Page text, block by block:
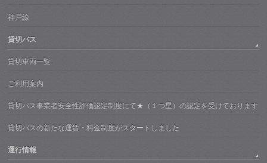
神戸線
貸切バス
貸切車両一覧
ご利用案内
貸切バス事業者安全性評価認定制度にて★（１つ星）の認定を受けております
貸切バスの新たな運賃・料金制度がスタートしました
運行情報